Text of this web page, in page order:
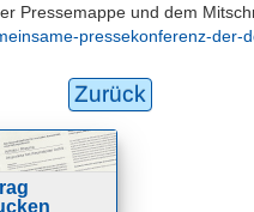
Pressemappe und dem
pressekonferenz-der-
Zurück